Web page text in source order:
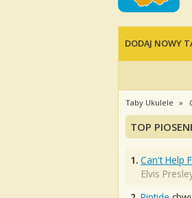
DODAJ NOWY
Taby Ukulele
TOP
1. Can't Help
Elvis